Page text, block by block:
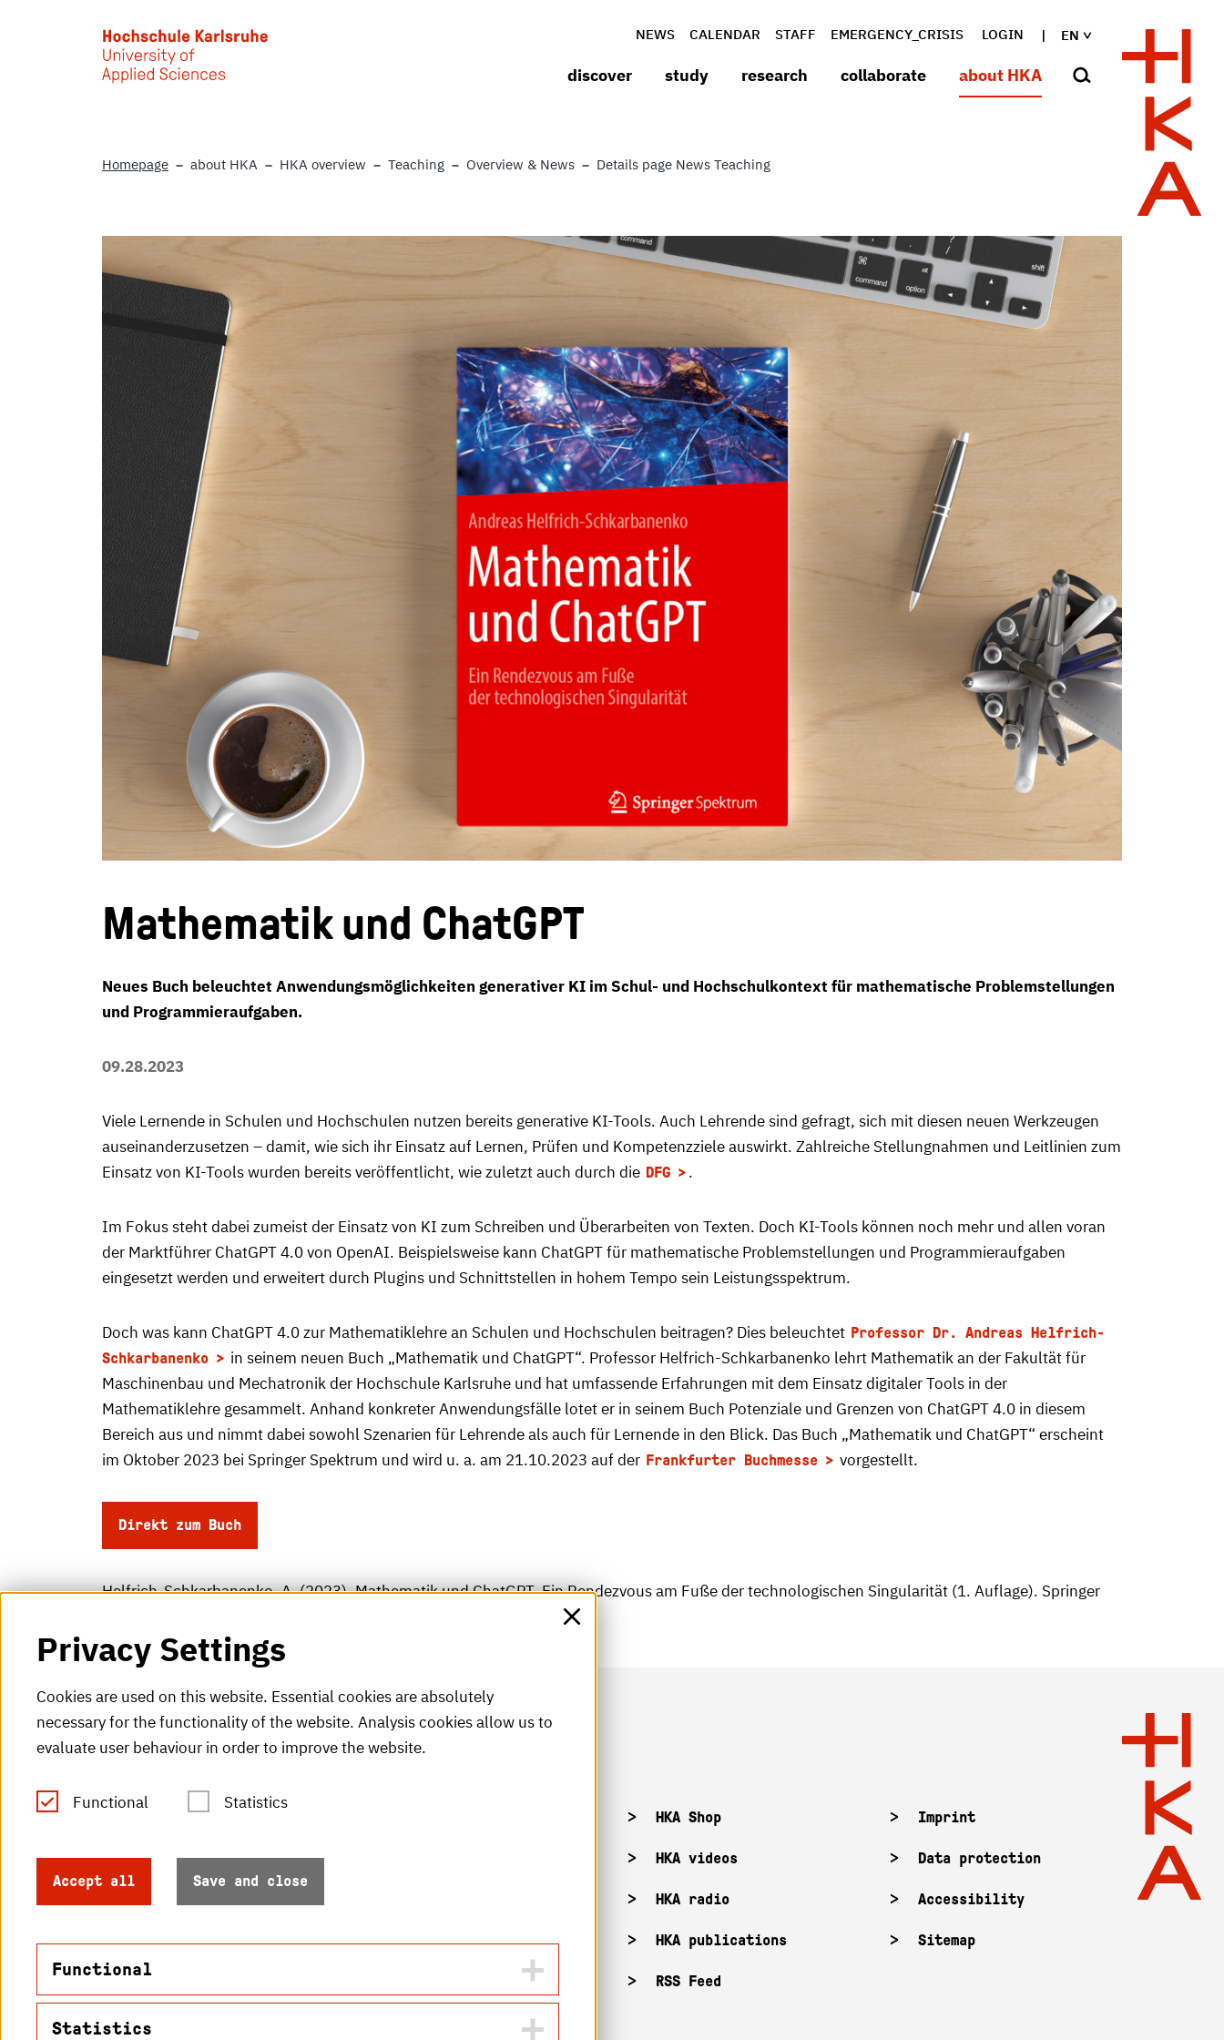
EN
NEWS CALENDAR STAFF EMERGENCY_CRISIS LOGIN
discover study research collaborate about HKA
Homepage about HKA HKA overview Teaching Overview & News Details page News Teaching
Mathematik und ChatGPT
Neues Buch beleuchtet Anwendungsmöglichkeiten generativer KI im Schul- und Hochschulkontext für mathematische Problemstellungen
und Programmieraufgaben.
09.28.2023
Viele Lernende in Schulen und Hochschulen nutzen bereits generative KI-Tools. Auch Lehrende sind gefragt, sich mit diesen neuen Werkzeugen
auseinanderzusetzen – damit, wie sich ihr Einsatz auf Lernen, Prüfen und Kompetenzziele auswirkt. Zahlreiche Stellungnahmen und Leitlinien zum
Einsatz von KI-Tools wurden bereits veröffentlicht, wie zuletzt auch durch die DFG .
Im Fokus steht dabei zumeist der Einsatz von KI zum Schreiben und Überarbeiten von Texten. Doch KI-Tools können noch mehr und allen voran
der Marktführer ChatGPT 4.0 von OpenAI. Beispielsweise kann ChatGPT für mathematische Problemstellungen und Programmieraufgaben
eingesetzt werden und erweitert durch Plugins und Schnittstellen in hohem Tempo sein Leistungsspektrum.
Doch was kann ChatGPT 4.0 zur Mathematiklehre an Schulen und Hochschulen beitragen? Dies beleuchtet Professor Dr. Andreas Helfrich-
Schkarbanenko
in seinem neuen Buch „Mathematik und ChatGPT“. Professor Helfrich-Schkarbanenko lehrt Mathematik an der Fakultät für
Maschinenbau und Mechatronik der Hochschule Karlsruhe und hat umfassende Erfahrungen mit dem Einsatz digitaler Tools in der
Mathematiklehre gesammelt. Anhand konkreter Anwendungsfälle lotet er in seinem Buch Potenziale und Grenzen von ChatGPT 4.0 in diesem
Bereich aus und nimmt dabei sowohl Szenarien für Lehrende als auch für Lernende in den Blick. Das Buch „Mathematik und ChatGPT“ erscheint
im Oktober 2023 bei Springer Spektrum und wird u. a. am 21.10.2023 auf der Frankfurter Buchmesse vorgestellt.
Direkt zum Buch
Helfrich-Schkarbanenko, A. (2023). Mathematik und ChatGPT. Ein Rendezvous am Fuße der technologischen Singularität (1. Auflage). Springer
Tel.: +49 (0)721 925-0
76012 Karlsruhe
HKA Shop
HKA videos
HKA radio
HKA publications
RSS Feed
Imprint
Data protection
Accessibility
Sitemap
Privacy Settings
Cookies are used on this website. Essential cookies are absolutely
necessary for the functionality of the website. Analysis cookies allow us to
evaluate user behaviour in order to improve the website.
Functional Statistics
Accept all Save and close
Functional
Statistics